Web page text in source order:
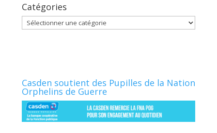
Catégories
Catégories
Casden soutient des Pupilles de la Nation
Orphelins de Guerre